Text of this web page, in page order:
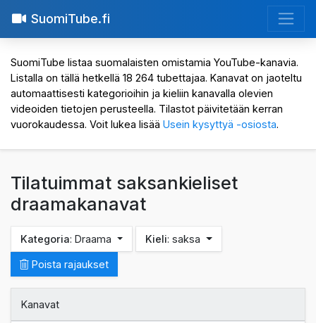
SuomiTube.fi
SuomiTube listaa suomalaisten omistamia YouTube-kanavia.
Listalla on tällä hetkellä 18 264 tubettajaa. Kanavat on jaoteltu
automaattisesti kategorioihin ja kieliin kanavalla olevien
videoiden tietojen perusteella. Tilastot päivitetään kerran
vuorokaudessa. Voit lukea lisää Usein kysyttyä -osiosta.
Tilatuimmat saksankieliset
draamakanavat
Kategoria: Draama Kieli: saksa
Poista rajaukset
Kanavat